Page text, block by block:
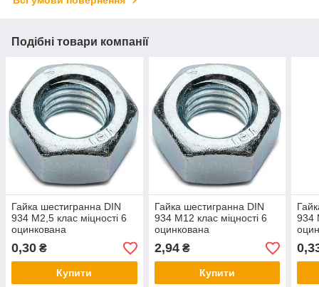
Подібні товари компанії
Гайка шестигранна DIN
934 М2,5 клас міцності 6
оцинкована
0,30 ₴
Купити
Гайка шестигранна DIN
934 М12 клас міцності 6
оцинкована
2,94₴
Купити
934